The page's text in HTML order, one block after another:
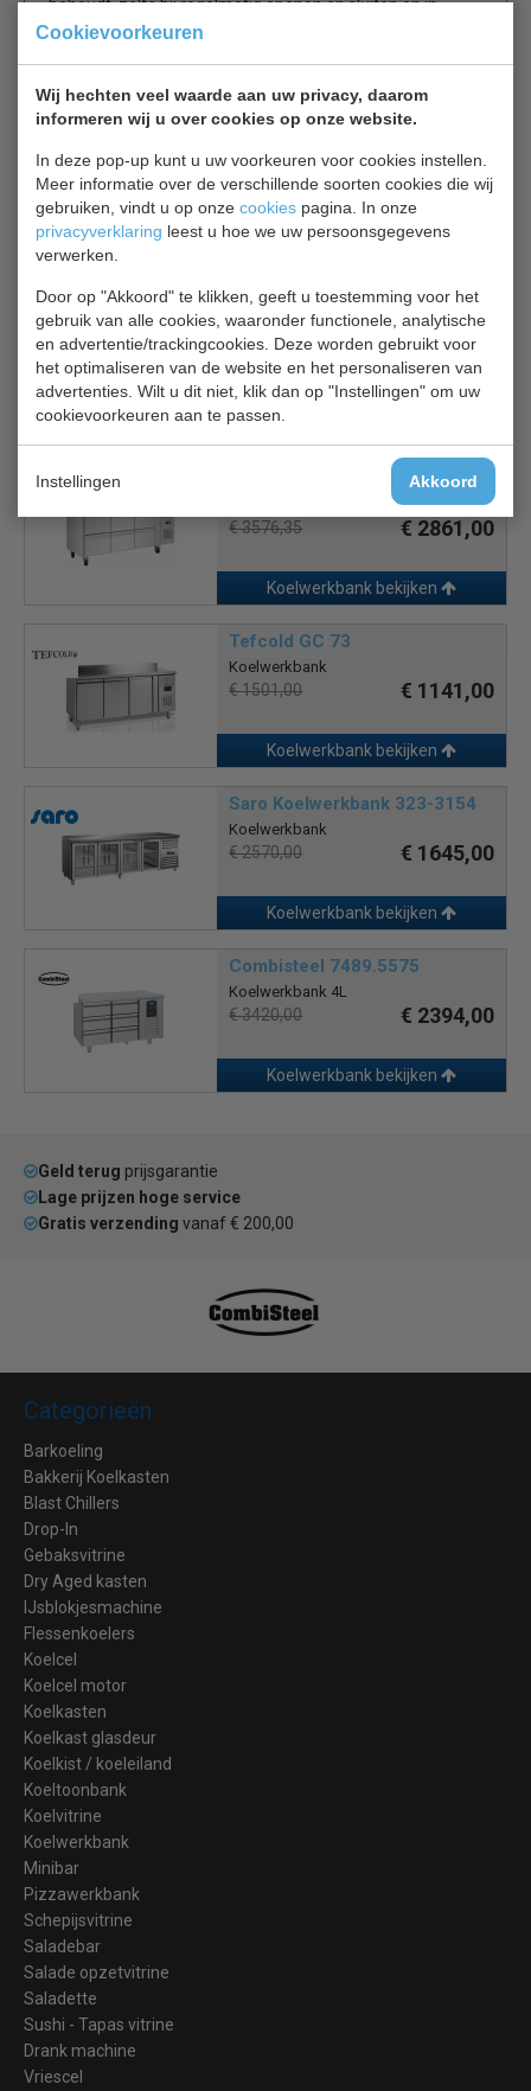
Cookievoorkeuren
Wij hechten veel waarde aan uw privacy, daarom
informeren wij u over cookies op onze website.
In deze pop-up kunt u uw voorkeuren voor cookies instellen.
Meer informatie over de verschillende soorten cookies die wij
gebruiken, vindt u op onze cookies pagina. In onze
privacyverklaring leest u hoe we uw persoonsgegevens
verwerken.
Door op "Akkoord" te klikken, geeft u toestemming voor het
gebruik van alle cookies, waaronder functionele, analytische
en advertentie/trackingcookies. Deze worden gebruikt voor
het optimaliseren van de website en het personaliseren van
advertenties. Wilt u dit niet, klik dan op "Instellingen" om uw
cookievoorkeuren aan te passen.
Instellingen Akkoord
behoudt, zelfs bij regelmatig openen en sluiten en in
omgevingstemperaturen tot 43°C.
Eenvoudig schoon te maken RVS constructie
Krachtige geforceerde-luchtkoeling voor snel
Enkel, verstelbaar schap voor flexibele indeling
efficiëntie en prestaties
Zelfsluitende deuren voorkomen energieverspilling
5cm isolatiedikte voor efficiënte koeling
Is dit iets voor jou?
€ 3576,35 € 2861,00
Koelwerkbank bekijken
Tefcold GC 73
Koelwerkbank
€ 1501,00 € 1141,00
Koelwerkbank bekijken
Saro Koelwerkbank 323-3154
Koelwerkbank
€ 2570,00 € 1645,00
Koelwerkbank bekijken
Combisteel 7489.5575
Koelwerkbank 4L
€ 3420,00 € 2394,00
Koelwerkbank bekijken
Geld terug prijsgarantie
Lage prijzen hoge service
Gratis verzending vanaf € 200,00
Categorieën
Barkoeling
Bakkerij Koelkasten
Blast Chillers
Drop-In
Gebaksvitrine
Dry Aged kasten
IJsblokjesmachine
Flessenkoelers
Koelcel
Koelcel motor
Koelkasten
Koelkast glasdeur
Koelkist / koeleiland
Koeltoonbank
Koelvitrine
Koelwerkbank
Minibar
Pizzawerkbank
Schepijsvitrine
Saladebar
Salade opzetvitrine
Saladette
Sushi - Tapas vitrine
Drank machine
Vriescel